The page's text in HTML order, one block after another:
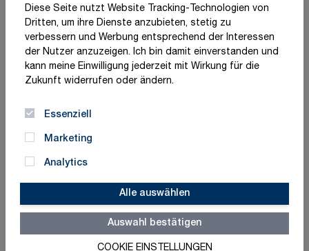
Diese Seite nutzt Website Tracking-Technologien von
Dritten, um ihre Dienste anzubieten, stetig zu
verbessern und Werbung entsprechend der Interessen
der Nutzer anzuzeigen. Ich bin damit einverstanden und
kann meine Einwilligung jederzeit mit Wirkung für die
Zukunft widerrufen oder ändern.
Essenziell
Marketing
Analytics
Alle auswählen
Auswahl bestätigen
COOKIE EINSTELLUNGEN